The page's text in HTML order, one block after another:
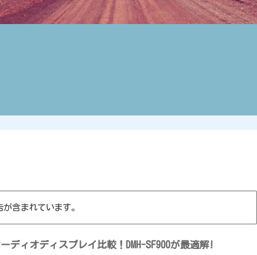
含まれています。
ディオディスプレイ比較！DMH-SF900が最適解!